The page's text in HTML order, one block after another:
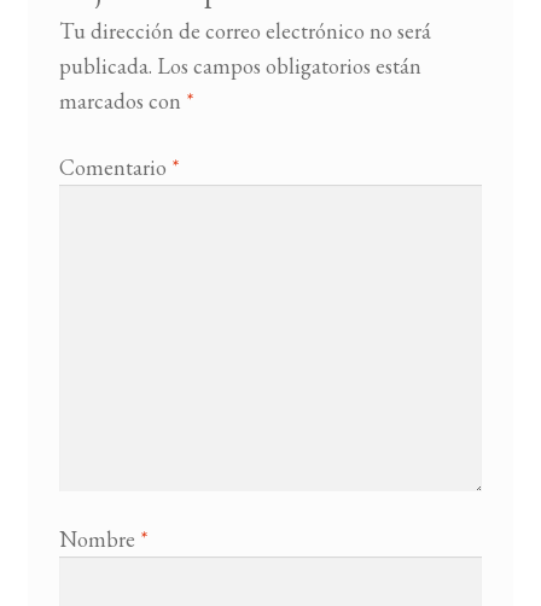
Tu dirección de correo electrónico no será
publicada. Los campos obligatorios están
marcados con *
Comentario *
Nombre *